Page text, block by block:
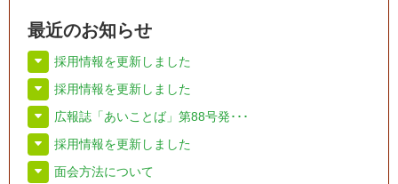
最近のお知らせ
採用情報を更新しました
採用情報を更新しました
広報誌「あいことば」第88号発･･･
採用情報を更新しました
面会方法について